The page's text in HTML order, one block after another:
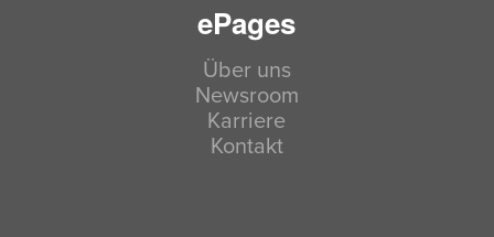
ePages
Über uns
Newsroom
Karriere
Kontakt